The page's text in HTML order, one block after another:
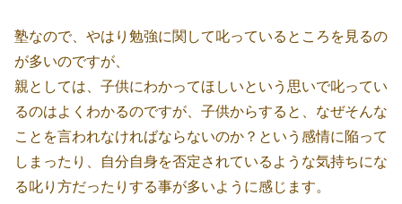
塾なので、やはり勉強に関して叱っているところを見るの
が多いのですが、
親としては、子供にわかってほしいという思いで叱ってい
るのはよくわかるのですが、子供からすると、なぜそんな
ことを言われなければならないのか？という感情に陥って
しまったり、自分自身を否定されているような気持ちにな
る叱り方だったりする事が多いように感じます。